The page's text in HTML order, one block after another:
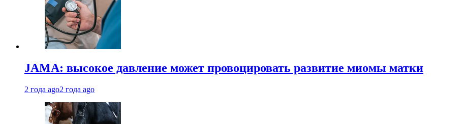
JAMA: высокое давление может провоцировать развитие миомы матки
2 года ago2 года ago